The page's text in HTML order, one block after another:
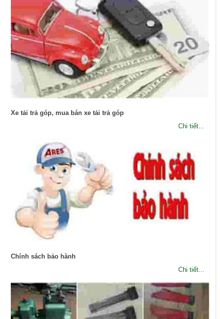
Xe tải trả góp, mua bán xe tải trả góp
Chi tiết...
Chính sách bảo hành
Chi tiết...